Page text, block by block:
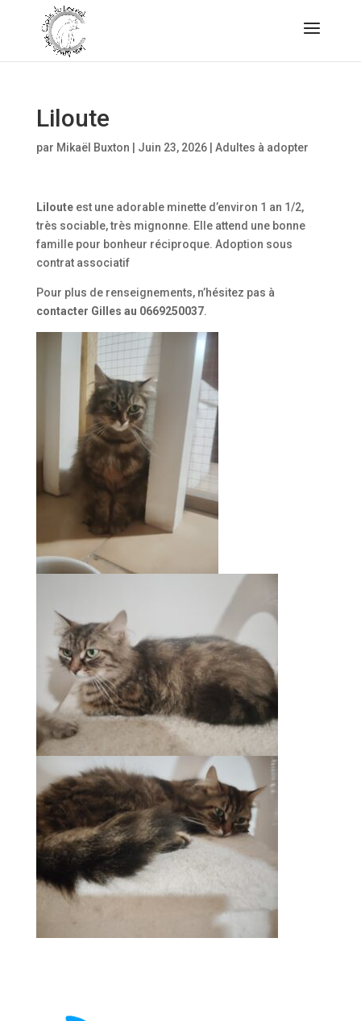
Liloute
par Mikaël Buxton Juin 23, 2026| Adultes à adopter
Lilouteest une adorable minette d’environ 1 an 1/2,
très sociable, très mignonne. Elle attend une bonne
famille pour bonheur réciproque. Adoption sous
contrat associatif
Pour plus de renseignements, n’hésitez pas à
contacter Gilles au 0669250037.